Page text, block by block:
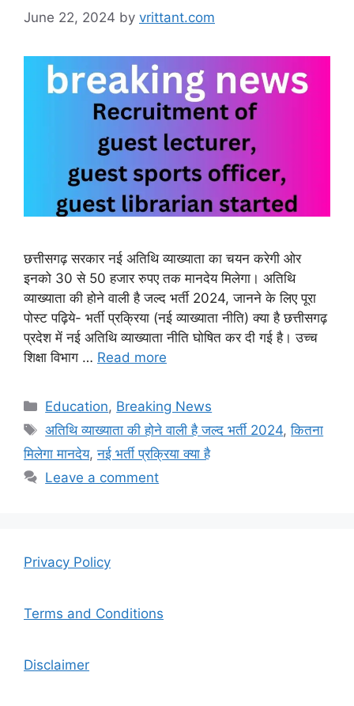
June 22, 2024 by vrittant.com
छत्तीसगढ़ सरकार नई अतिथि व्याख्याता का चयन करेगी ओर
इनको 30 से 50 हजार रुपए तक मानदेय मिलेगा। अतिथि
व्याख्याता की होने वाली है जल्द भर्ती 2024, जानने के लिए पूरा
पोस्ट पढ़िये- भर्ती प्रक्रिया (नई व्याख्याता नीति) क्या है छत्तीसगढ़
प्रदेश में नई अतिथि व्याख्याता नीति घोषित कर दी गई है। उच्च
शिक्षा विभाग … Read more
Categories
Education, Breaking News
Tags
अतिथि व्याख्याता की होने वाली है जल्द भर्ती 2024,कितना
मिलेगा मानदेय,नई भर्ती प्रक्रिया क्या है
Leave a comment
Privacy Policy
Terms and Conditions
Disclaimer